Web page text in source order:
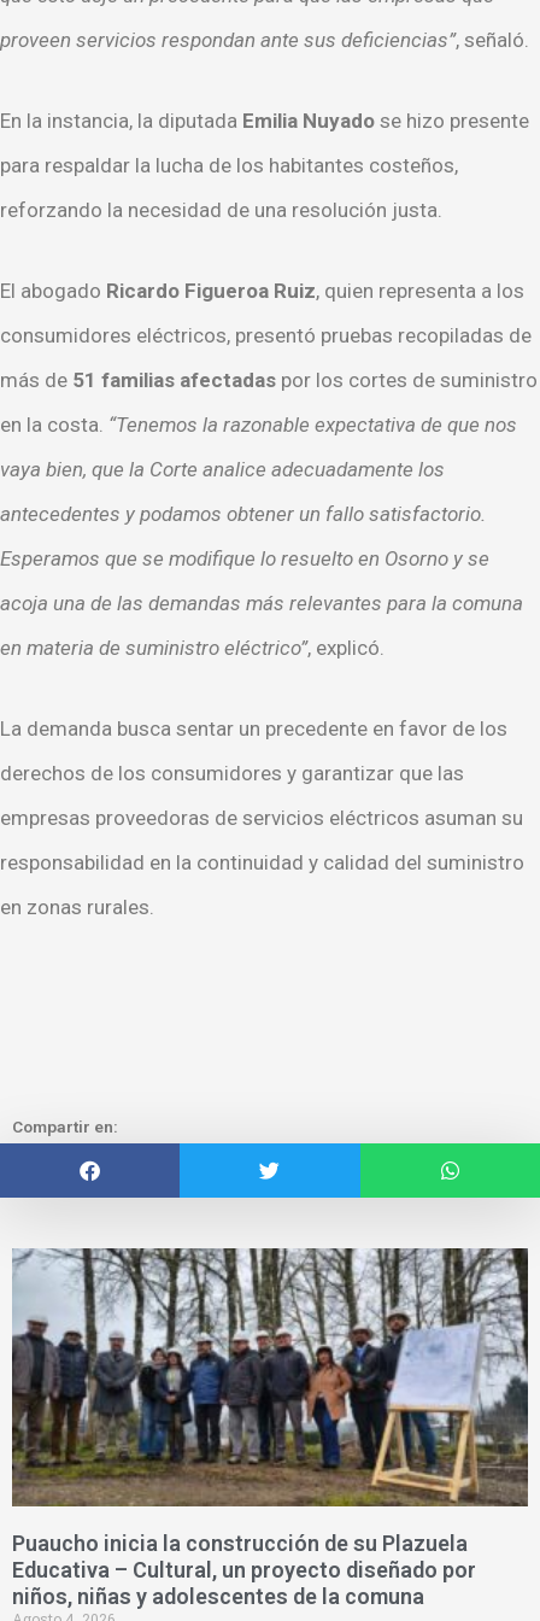
proveen servicios respondan ante sus deficiencias”, señaló.
En la instancia, la diputada Emilia Nuyado se hizo presente
para respaldar la lucha de los habitantes costeños,
reforzando la necesidad de una resolución justa.
El abogado Ricardo Figueroa Ruiz, quien representa a los
consumidores eléctricos, presentó pruebas recopiladas de
más de 51 familias afectadas por los cortes de suministro
en la costa. “Tenemos la razonable expectativa de que nos
vaya bien, que la Corte analice adecuadamente los
antecedentes y podamos obtener un fallo satisfactorio.
Esperamos que se modifique lo resuelto en Osorno y se
acoja una de las demandas más relevantes para la comuna
en materia de suministro eléctrico”, explicó.
La demanda busca sentar un precedente en favor de los
derechos de los consumidores y garantizar que las
empresas proveedoras de servicios eléctricos asuman su
responsabilidad en la continuidad y calidad del suministro
en zonas rurales.
Compartir en:
Puaucho inicia la construcción de su Plazuela
Educativa – Cultural, un proyecto diseñado por
niños, niñas y adolescentes de la comuna